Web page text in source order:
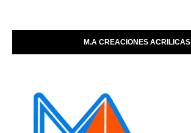
M.A CREACIONES ACRILICAS